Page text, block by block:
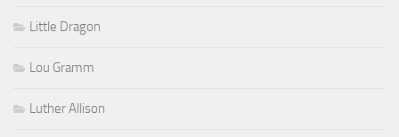
Little Dragon
Lou Gramm
Luther Allison